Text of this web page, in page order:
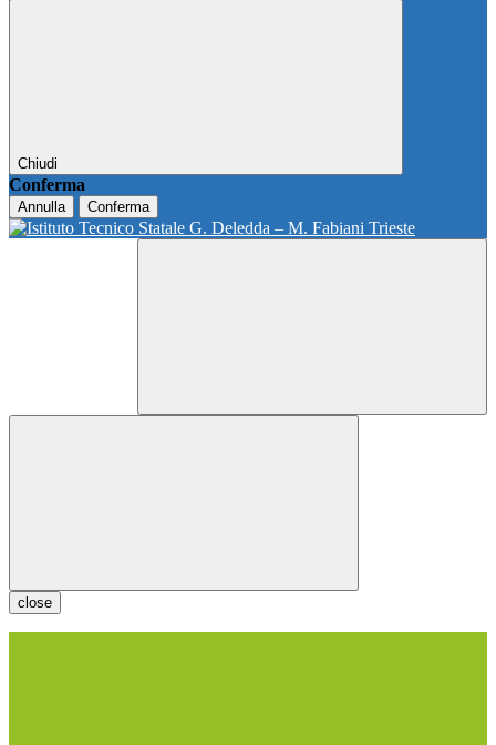
Chiudi
Conferma
Annulla Conferma
close